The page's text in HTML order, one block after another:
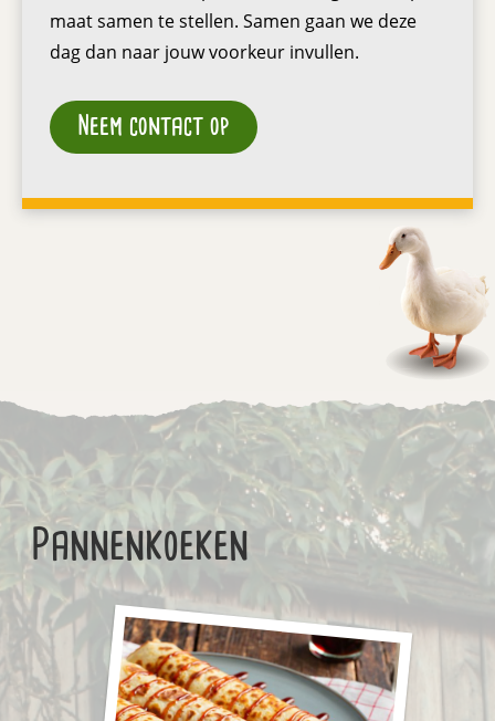
maat samen te stellen. Samen gaan we deze
dag dan naar jouw voorkeur invullen.
Neem contact op
Pannenkoeken